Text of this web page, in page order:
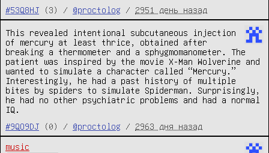
#53Q8HJ
(3) / @proctolog / 2951 день назад
This revealed intentional subcutaneous injection
of mercury at least thrice, obtained after
breaking a thermometer and a sphygmomanometer. The
patient was inspired by the movie X-Man Wolverine and
wanted to simulate a character called “Mercury.”
Interestingly, he had a past history of multiple
bites by spiders to simulate Spiderman. Surprisingly,
he had no other psychiatric problems and had a normal
IQ.
#9QO9DJ
(0) / @proctolog / 2963 дня назад
music